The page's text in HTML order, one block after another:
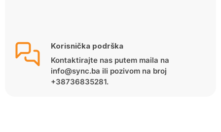
Korisnička podrška
Kontaktirajte nas putem maila na
info@sync.ba ili pozivom na broj
+38736835281.